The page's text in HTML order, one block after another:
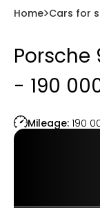
Home Cars for
Porsche
- 190
Mileage: 190